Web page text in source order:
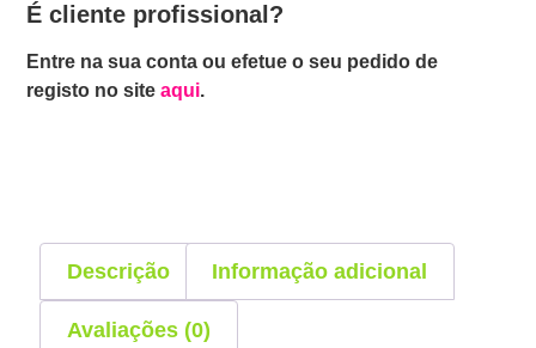
É cliente profissional?
Entre na sua conta ou efetue o seu pedido de
registo no siteaqui.
Descrição Informação adicional
Avaliações (0)